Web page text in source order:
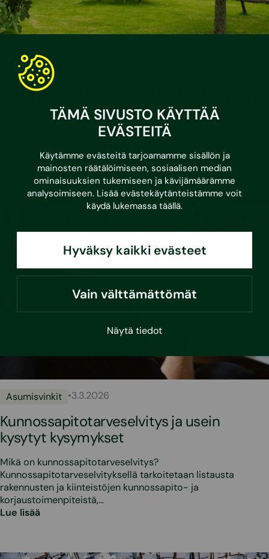
TÄMÄ SIVUSTO KÄYTTÄÄ
EVÄSTEITÄ
Käytämme evästeitä tarjoamamme sisällön ja
mainosten räätälöimiseen, sosiaalisen median
ominaisuuksien tukemiseen ja kävijämäärämme
analysoimiseen. Lisää evästekäytänteistämme voit
käydä lukemassa täällä.
Hyväksy kaikki evästeet
Vain välttämättömät
Näytä tiedot
Asumisvinkit
Taloyhtiön energiaremonttiin uusi avustus
– jopa 4 000 euroa asuntoa kohden
Sopisiko avustus sinun taloyhtiöösi? Varaa maksuton
Asumisvinkit •3.3.2026
Kunnossapitotarveselvitys ja usein
kysytyt kysymykset
Mikä on kunnossapitotarveselvitys?
Kunnossapitotarveselvityksellä tarkoitetaan listausta
rakennusten ja kiinteistöjen kunnossapito- ja
korjaustoimenpiteistä,…
Lue lisää